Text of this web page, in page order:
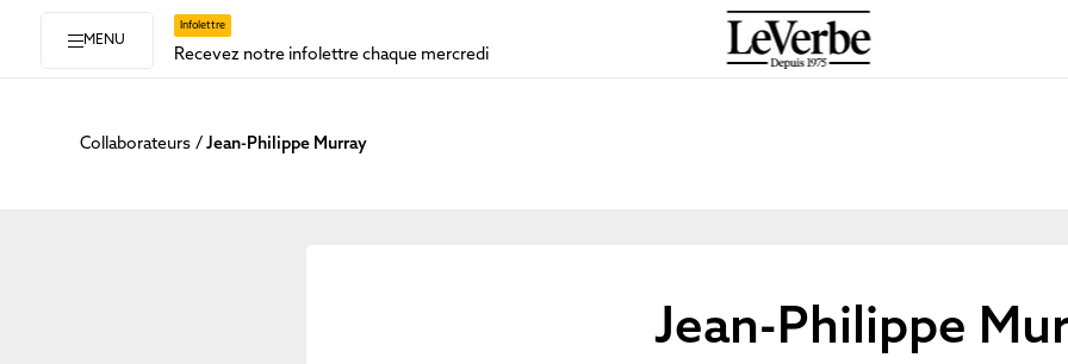
Infolettre
Recevez notre infolettre chaque mercredi
MENU
Collaborateurs Jean-Philippe Murray
Jean-Philippe